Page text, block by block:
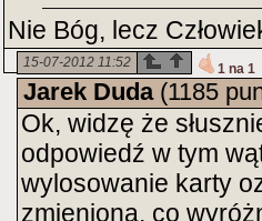
Nie Bóg, lecz
15-07-2012 11:52 1 na 1
Jarek Duda(1185
Ok, widzę że
odpowiedź w tym
wylosowanie karty
zmieniona, co